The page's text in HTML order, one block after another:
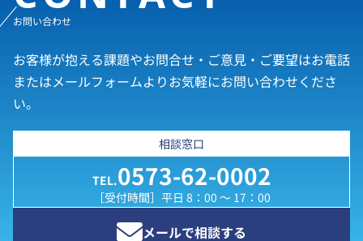
お問い合わせ
お客様が抱える課題やお問合せ・ご意見・ご要望はお電話
またはメールフォームよりお気軽にお問い合わせくださ
い。
相談窓口
TEL.0573-62-0002
［受付時間］平日 8：00 ～ 17：00
メールで相談する